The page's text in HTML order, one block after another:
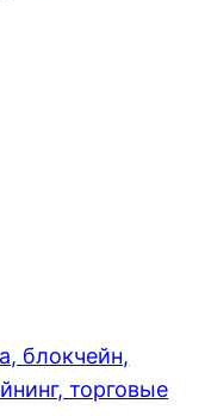
блокчейн,
торговые